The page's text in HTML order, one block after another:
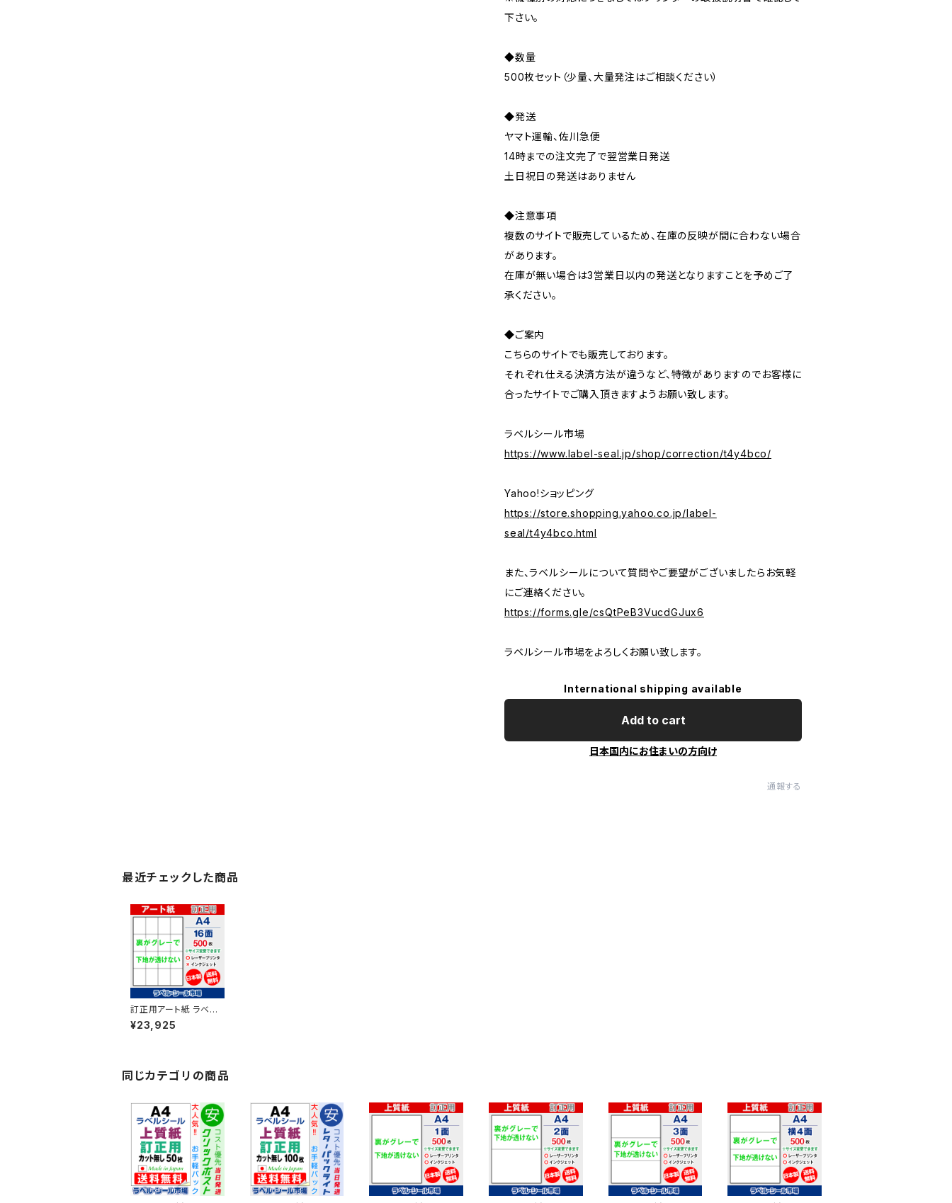
下さい。
◆数量
500枚セット（少量、大量発注はご相談ください）
◆発送
ヤマト運輸、佐川急便
14時までの注文完了で翌営業日発送
土日祝日の発送はありません
◆注意事項
複数のサイトで販売しているため、在庫の反映が間に合わない場合
があります。
在庫が無い場合は3営業日以内の発送となりますことを予めご了
承ください。
◆ご案内
こちらのサイトでも販売しております。
それぞれ仕える決済方法が違うなど、特徴がありますのでお客様に
合ったサイトでご購入頂きますようお願い致します。
ラベルシール市場
https://www.label-seal.jp/shop/correction/t4y4bco/
Yahoo!ショッピング
https://store.shopping.yahoo.co.jp/label-
seal/t4y4bco.html
また、ラベルシールについて質問やご要望がございましたらお気軽
にご連絡ください。
https://forms.gle/csQtPeB3VucdGJux6
ラベルシール市場をよろしくお願い致します。
International shipping available
Add to cart
日本国内にお住まいの方向け
通報する
最近チェックした商品
訂正用アート紙 ラベル
シール レーザープリン
ター専用 A4-16面 シ
¥23,925
同じカテゴリの商品